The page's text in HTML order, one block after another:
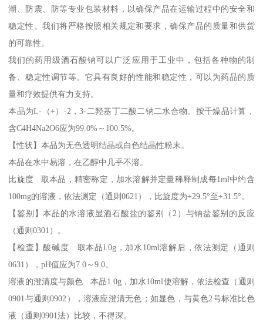
潮、防震、防等专业包装材料，以确保产品在运输过程中的安全和
稳定性。我们将严格按照相关规定和要求，确保产品的质量和供货
的可靠性。
我们的药用级酒石酸钠可以广泛应用于工业中，包括各种物的制
备、稳定性调节等。它具有良好的性能和稳定性，可以为药品的质
量和疗效提供有力支持。
本品为L-（+）-2，3-二羟基丁二酸二钠二水合物。按干燥品计算，
含C4H4Na2O6应为99.0%～100.5%。
【性状】本品为无色透明结晶或白色结晶性粉末。
本品在水中易溶，在乙醇中几乎不溶。
比旋度 取本品，精密称定，加水溶解并定量稀释制成每1ml中约含
100mg的溶液，依法测定（通则0621），比旋度为+29.5°至+31.5°。
【鉴别】本品的水溶液显酒石酸盐的鉴别（2）与钠盐鉴别的反应
（通则0301）。
【检查】酸碱度 取本品l.0g，加水10ml溶解后，依法测定（通则
0631），pH值应为7.0～9.0。
溶液的澄清度与颜色 本品1.0g，加水10ml使溶解，依法检查（通则
0901与通则0902），溶液应澄清无色；如显色，与黄色2号标准比色
液（通则0901法）比较，不得深。